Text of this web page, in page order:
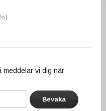
vi dig när
Bevaka